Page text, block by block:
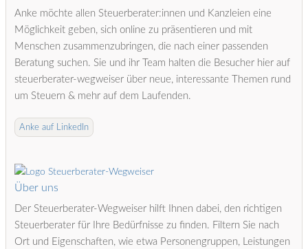
Anke möchte allen Steuerberater:innen und Kanzleien eine
Möglichkeit geben, sich online zu präsentieren und mit
Menschen zusammenzubringen, die nach einer passenden
Beratung suchen. Sie und ihr Team halten die Besucher hier auf
steuerberater-wegweiser über neue, interessante Themen rund
um Steuern & mehr auf dem Laufenden.
Anke auf LinkedIn
Über uns
Der Steuerberater-Wegweiser hilft Ihnen dabei, den richtigen
Steuerberater für Ihre Bedürfnisse zu finden. Filtern Sie nach
Ort und Eigenschaften, wie etwa Personengruppen, Leistungen